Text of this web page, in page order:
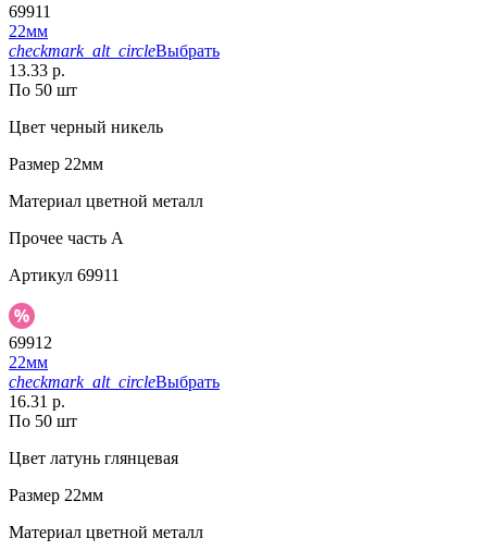
69911
22мм
checkmark_alt_circleВыбрать
13.33 р.
По 50 шт
Цвет черный никель
Размер 22мм
Материал цветной металл
Прочее часть A
Артикул 69911
69912
22мм
checkmark_alt_circleВыбрать
16.31 р.
По 50 шт
Цвет латунь глянцевая
Размер 22мм
Материал цветной металл